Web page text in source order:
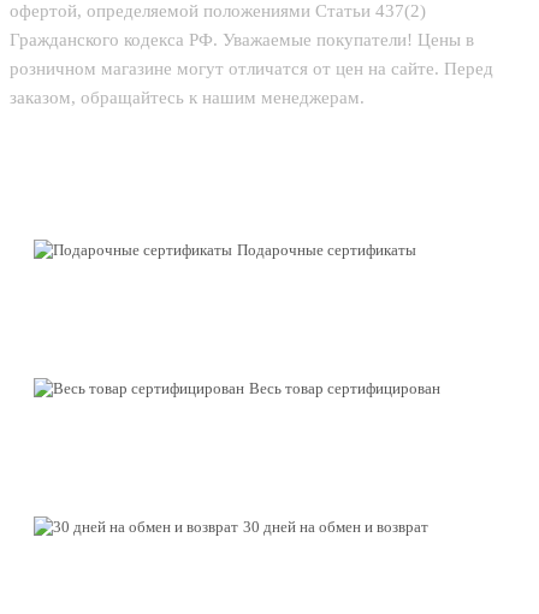
офертой, определяемой положениями Статьи 437(2)
Гражданского кодекса РФ. Уважаемые покупатели! Цены в
розничном магазине могут отличатся от цен на сайте. Перед
заказом, обращайтесь к нашим менеджерам.
Подарочные сертификаты
Весь товар сертифицирован
30 дней на обмен и возврат